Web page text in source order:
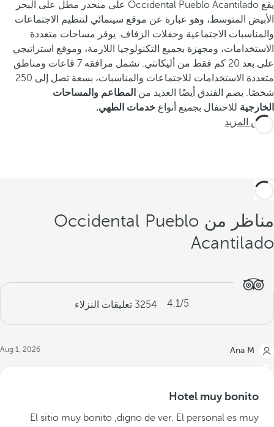
يقع Occidental Pueblo Acantilado على منحدر مطل على البحر
الأبيض المتوسط، وهو عبارة عن موقع سينمائي لتنظيم الاجتماعات
والمناسبات الاجتماعية وحفلات الزفاف. يوفر مساحات متعددة
الاستخدامات، ومجهزة بجميع التكنولوجيا اللازمة، وموقع استراتيجي
على بعد 20 كم فقط من أليكانتي. تشمل مرافقه 7 قاعات ومناطق
متعددة الاستخدامات للاجتماعات والمناسبات، بسعة تصل إلى 250
شخصًا. يضم الفندق أيضًا العديد من المطاعم والمساحات
الخارجية للاحتفال بجميع أنواع خدمات الطهي.
عرض المزيد
مناظر من Occidental Pueblo
Acantilado
4.1/5
3254 تعليقات النزلاء
Ana M
Aug 1, 2026
Hotel muy bonito
‪El sitio muy bonito ,digno de ver. El personal es muy